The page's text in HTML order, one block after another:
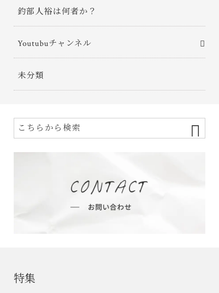
釣部人裕は何者か？
Youtubuチャンネル
未分類
特集